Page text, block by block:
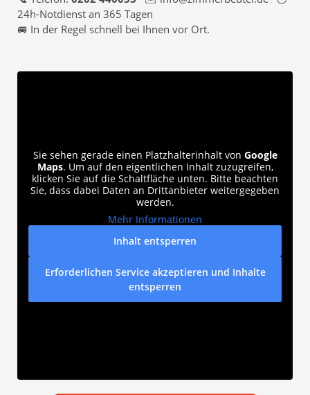
24h-Notdienst an 365 Tagen
🚐 In der Regel schnell bei Ihnen vor Ort.
Sie sehen gerade einen Platzhalterinhalt von Google
Maps. Um auf den eigentlichen Inhalt zuzugreifen,
klicken Sie auf die Schaltfläche unten. Bitte beachten
Sie, dass dabei Daten an Drittanbieter weitergegeben
werden.
Mehr Informationen
Inhalt entsperren
Erforderlichen Service akzeptieren und Inhalte
entsperren